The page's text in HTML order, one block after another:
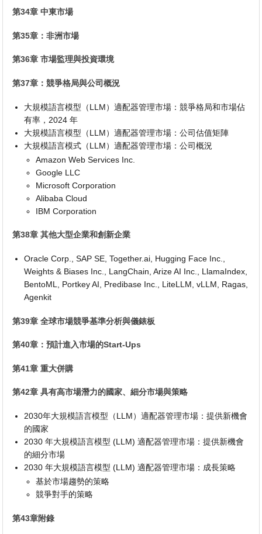
第34章 中東市場
第35章：非洲市場
第36章 市場監理與投資環境
第37章：競爭格局與公司概況
大規模語言模型（LLM）適配器管理市場：競爭格局和市場佔
有率，2024 年
大規模語言模型（LLM）適配器管理市場：公司估值矩陣
大規模語言模式（LLM）適配器管理市場：公司概況
Amazon Web Services Inc.
Google LLC
Microsoft Corporation
Alibaba Cloud
IBM Corporation
第38章 其他大型企業和創新企業
Oracle Corp., SAP SE, Together.ai, Hugging Face Inc.,
Weights & Biases Inc., LangChain, Arize AI Inc., LlamaIndex,
BentoML, Portkey AI, Predibase Inc., LiteLLM, vLLM, Ragas,
Agenkit
第39章 全球市場競爭基準分析與儀錶板
第40章：預計進入市場的Start-Ups
第41章 重大併購
第42章 具有高市場潛力的國家、細分市場與策略
2030年大規模語言模型（LLM）適配器管理市場：提供新機會
的國家
2030 年大規模語言模型 (LLM) 適配器管理市場：提供新機會
的細分市場
2030 年大規模語言模型 (LLM) 適配器管理市場：成長策略
基於市場趨勢的策略
競爭對手的策略
第43章附錄